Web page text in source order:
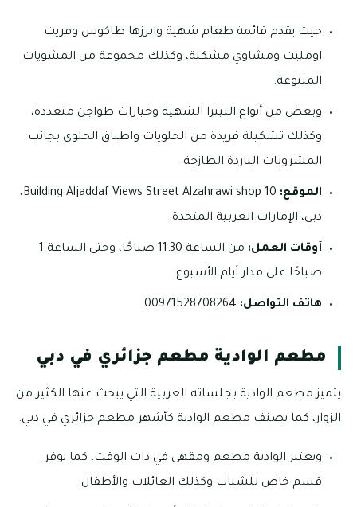
حيث يقدم قائمة طعام شهية وابرزها طاكوس وفريت
اومليت ومشاوي مشكلة، وكذلك مجموعة من المشويات
المتنوعة.
وبعض من أنواع البيتزا الشهية وخيارات طواجن متعددة،
وكذلك تشكيلة فريدة من الحلويات واطباق الحلوى بجانب
المشروبات الباردة الطازجة.
الموقع:
Building Aljaddaf Views Street Alzahrawi shop 10،
دبي، الإمارات العربية المتحدة.
أوقات العمل:
من الساعة 11.30 صباحًا، وحتى الساعة 1
صباحًا على مدار أيام الأسبوع.
هاتف التواصل:
مطعم الوادية مطعم جزائري في دبي
يتميز مطعم الوادية بجلساته العربية التي يبحث عنها الكثير من
الزوار، كما يصنف مطعم الوادية كأشهر مطعم جزائري في دبي.
ويعتبر الوادية مطعم ومقهى في ذات الوقت، كما يوفر
قسم خاص للشباب وكذلك العائلات والأطفال.